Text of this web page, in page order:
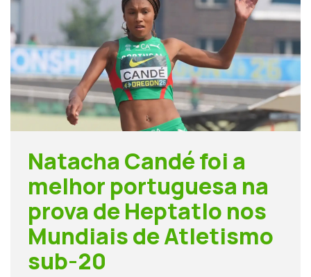
Natacha Candé foi a
melhor portuguesa na
prova de Heptatlo nos
Mundiais de Atletismo
sub-20